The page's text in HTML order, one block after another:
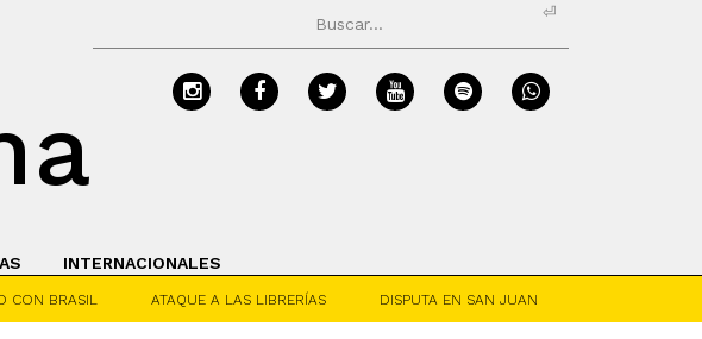
⏎
INTERNACIONALES
CON BRASIL ATAQUE A LAS LIBRERÍAS DISPUTA EN SAN JUAN